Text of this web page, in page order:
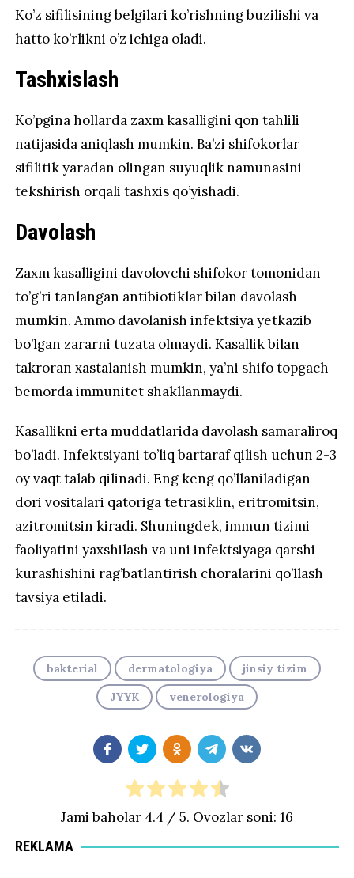
Ko’z sifilisining belgilari ko’rishning buzilishi va
hatto ko’rlikni o’z ichiga oladi.
Tashxislash
Ko’pgina hollarda zaxm kasalligini qon tahlili
natijasida aniqlash mumkin. Ba’zi shifokorlar
sifilitik yaradan olingan suyuqlik namunasini
tekshirish orqali tashxis qo’yishadi.
Davolash
Zaxm kasalligini davolovchi shifokor tomonidan
to’g’ri tanlangan antibiotiklar bilan davolash
mumkin. Ammo davolanish infektsiya yetkazib
bo’lgan zararni tuzata olmaydi. Kasallik bilan
takroran xastalanish mumkin, ya’ni shifo topgach
bemorda immunitet shakllanmaydi.
Kasallikni erta muddatlarida davolash samaraliroq
bo’ladi. Infektsiyani to’liq bartaraf qilish uchun 2-3
oy vaqt talab qilinadi. Eng keng qo’llaniladigan
dori vositalari qatoriga tetrasiklin, eritromitsin,
azitromitsin kiradi. Shuningdek, immun tizimi
faoliyatini yaxshilash va uni infektsiyaga qarshi
kurashishini rag’batlantirish choralarini qo’llash
tavsiya etiladi.
bakterial dermatologiya
jinsiy tizim
JYYK
venerologiya
Jami baholar 4.4 / 5. Ovozlar soni: 16
REKLAMA